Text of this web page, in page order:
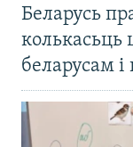
Беларусь
колькасьць
беларусам